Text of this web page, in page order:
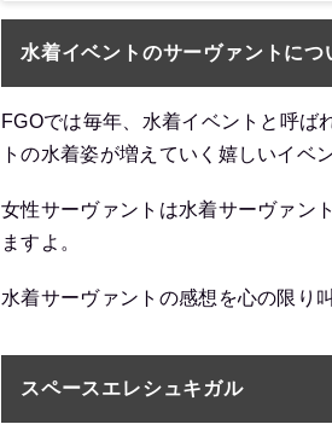
水着イベントのサーヴァントにつ
FGOでは毎年、水着イベントと呼ば
トの水着姿が増えていく嬉しいイベ
女性サーヴァントは水着サーヴァン
ますよ。
水着サーヴァントの感想を心の限り
スペースエレシュキガル